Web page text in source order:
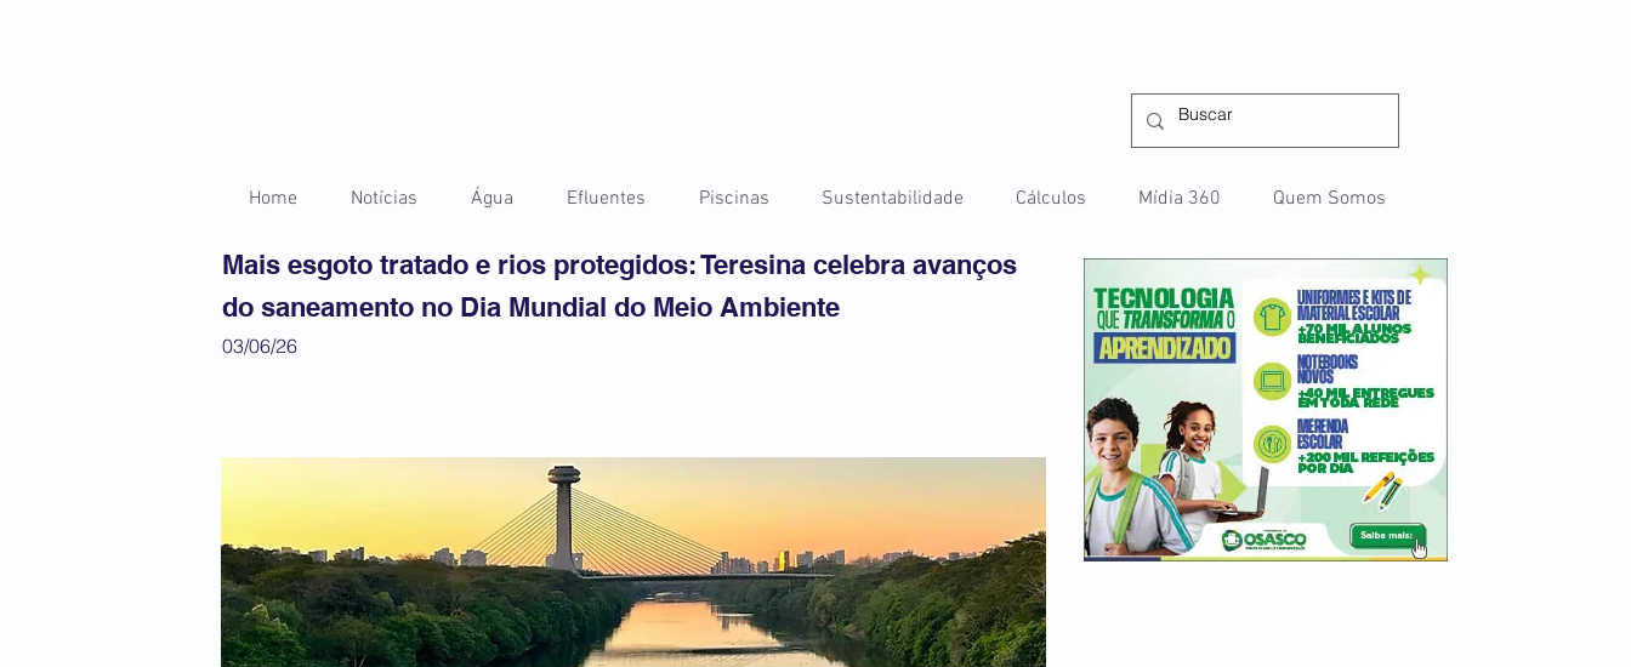
Home Notícias Água Efluentes Piscinas Sustentabilidade Cálculos Mídia 360 Quem Somos
Mais esgoto tratado e rios protegidos: Teresina celebra avanços
do saneamento no Dia Mundial do Meio Ambiente
03/06/26